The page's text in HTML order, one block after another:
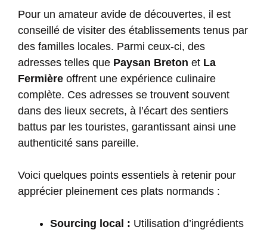
Pour un amateur avide de découvertes, il est
conseillé de visiter des établissements tenus par
des familles locales. Parmi ceux-ci, des
adresses telles que Paysan Breton et La
Fermière offrent une expérience culinaire
complète. Ces adresses se trouvent souvent
dans des lieux secrets, à l’écart des sentiers
battus par les touristes, garantissant ainsi une
authenticité sans pareille.
Voici quelques points essentiels à retenir pour
apprécier pleinement ces plats normands :
Sourcing local : Utilisation d’ingrédients